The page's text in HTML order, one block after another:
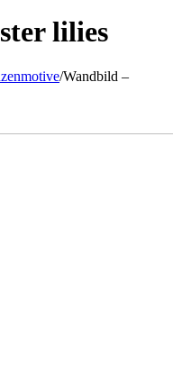
lilies
/Wandbild –